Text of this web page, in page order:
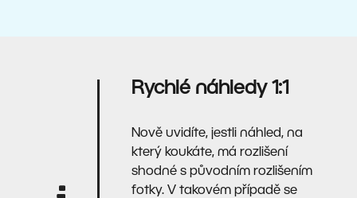
Rychlé náhledy 1:1
Nově uvidíte, jestli náhled, na
který koukáte, má rozlišení
shodné s původním rozlišením
fotky. V takovém případě se